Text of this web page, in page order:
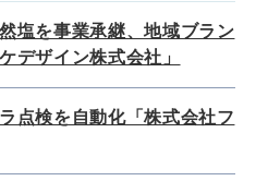
塩を事業承継、地域ブラン
デザイン株式会社」
点検を自動化「株式会社フ